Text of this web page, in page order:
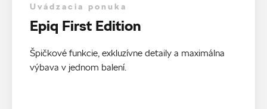
Uvádzacia ponuka
Epiq First Edition
Špičkové funkcie, exkluzívne detaily a maximálna
výbava v jednom balení.